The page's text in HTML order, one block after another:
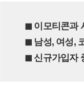
◼︎ 이모티콘과
◼︎ 남성, 여성,
◼︎ 신규가입자